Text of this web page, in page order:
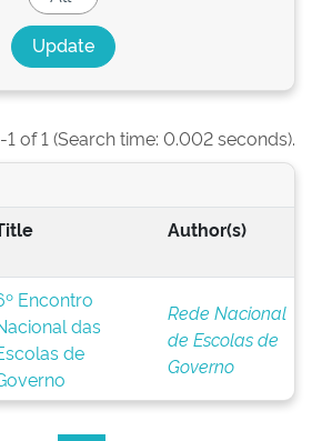
1 of 1 (Search time: 0.002 seconds).
Author(s)
Encontro
das
de
Rede Nacional
de Escolas de
Governo